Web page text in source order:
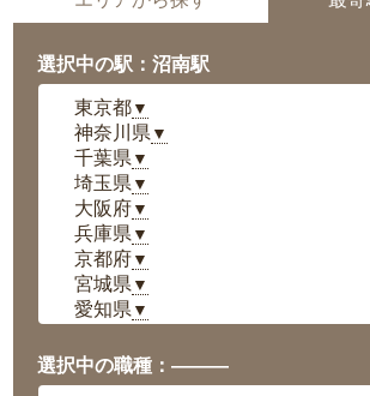
選択中の駅：沼南駅
東京都▼
神奈川県 ▼
千葉県 ▼
埼玉県 ▼
大阪府▼
兵庫県 ▼
京都府▼
宮城県 ▼
愛知県 ▼
岡山県▼
広島県▼
選択中の職種：———